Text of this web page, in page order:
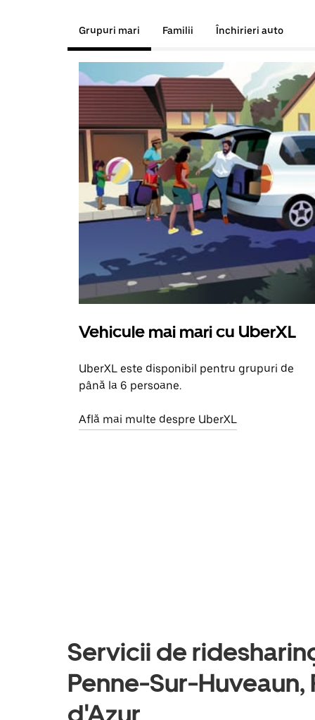
Grupuri mari Familii Închirieri auto
Vehicule mai mari cu UberXL
UberXL este disponibil pentru grupuri de
până la 6 persoane.
Află mai multe despre UberXL
Servicii de
Penne-Sur-